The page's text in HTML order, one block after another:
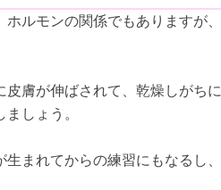
ルモンの関係でもありますが
膚が伸ばされて、乾燥しがち
しょう。
まれてからの練習にもなるし